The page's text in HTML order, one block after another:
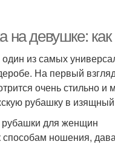
на девушке:
из самых
На первый
очень стильно
рубашку в
для женщин
способам ношения,